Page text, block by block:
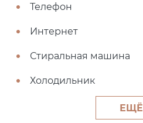
Телефон
Интернет
Стиральная машина
Холодильник
ЕЩЁ